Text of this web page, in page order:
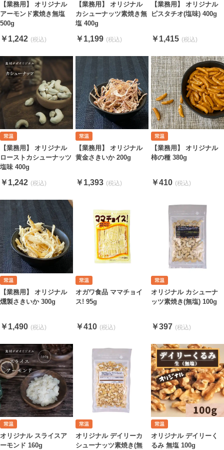
【業務用】 オリジナル
アーモンド素焼き無塩
500g
￥1,242
【業務用】 オリジナル
カシューナッツ素焼き無
塩 400g
￥1,199
【業務用】 オリジナル
ピスタチオ(塩味) 400g
￥1,415
【業務用】 オリジナル
ローストカシューナッツ
塩味 400g
￥1,242
【業務用】 オリジナル
黄金さきいか 200g
￥1,393
【業務用】 オリジナル
柿の種 380g
￥410
【業務用】 オリジナル
燻製さきいか 300g
￥1,490
オガワ食品 ママチョイ
ス! 95g
￥410
オリジナル カシューナ
ッツ素焼き(無塩) 100g
￥397
オリジナル スライスア
ーモンド 160g
オリジナル デイリーカ
シューナッツ素焼き(無
オリジナル デイリーく
るみ 無塩 100g